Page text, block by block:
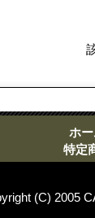
ホ
特定
(C) 2005